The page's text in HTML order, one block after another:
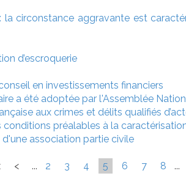
la circonstance aggravante est
d’escroquerie
en investissements financiers
a été adoptée par l'Assemblée
aux crimes et délits qualifiés
préalables à la
association partie civile
< ... 2 3 4 5 6 7 8 ...